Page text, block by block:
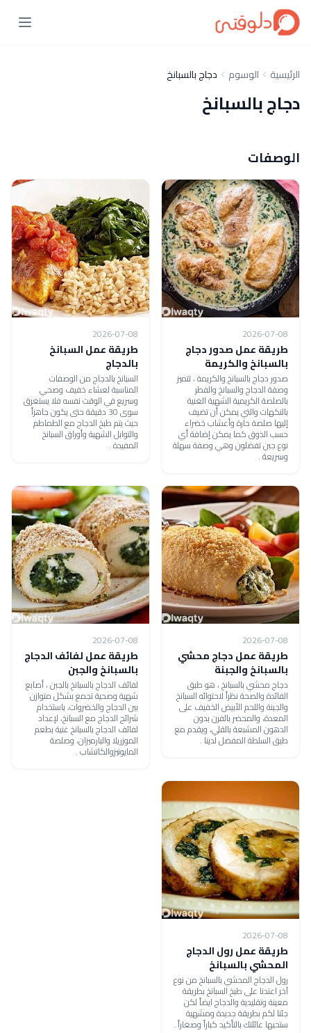
الرئيسية الوسوم دجاج بالسبانخ
دجاج بالسبانخ
الوصفات
2026-07-08
طريقة عمل صدور دجاج
بالسبانخ والكريمة
صدور دجاج بالسبانخ والكريمة ، تتميز
وصفة الدجاج والسبانخ والفطر
بالصلصة الكريمية الشهية الغنية
بالنكهات والتي يمكن أن تضيف
إليها صلصة حارة وأعشاب خضراء
حسب الذوق كما يمكن إضافة أي
نوع جبن تفضلون وهي وصفة سهلة
وسريعة .
2026-07-08
طريقة عمل السبانخ
بالدجاج
السبانخ بالدجاج من الوصفات
المناسبة لعشاء خفيف وصحي
وسريع في الوقت نفسه فلا يستغرق
سوى 30 دقيقة حتى يكون جاهزاً
حيث يتم طبخ الدجاج مع الطماطم
والتوابل الشهية وأوراق السبانخ
المفيدة .
2026-07-08
طريقة عمل دجاج محشي
بالسبانخ والجبنة
دجاج محشي بالسبانخ ، هو طبق
الفائدة والصحة نظراً لاحتوائه السبانخ
والجبنة واللحم الأبيض الخفيف على
المعدة، والمحضر بالفرن بدون
الدهون المشبعة بالقلي، ويقدم مع
طبق السلطة المفضل لدينا .
2026-07-08
طريقة عمل لفائف الدجاج
بالسبانخ والجبن
لفائف الدجاج بالسبانخ بالجبن ، أصابع
شهية وصحية تجمع بشكل متوازن
بين الدجاج والخضروات، باستخدام
شرائح الدجاج مع السبانخ، لإعداد
لفائف الدجاج بالسبانخ غنية بطعم
الموزريلا والبارميزان، وصلصة
المايونيزوالكاتشاب .
2026-07-08
طريقة عمل رول الدجاج
المحشي بالسبانخ
رول الدجاج المحشي بالسبانخ من نوع
آخر اعتدنا على طبخ السبانخ بطريقة
معينة وتقليدية والدجاج ايضاً لكن
جئنا لكم بطريقة جديدة ومشهية
ستحبها عائلتك بالتأكيد كباراً وصغاراً .